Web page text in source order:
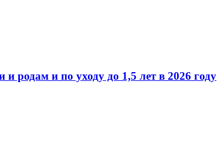
родам и по уходу до 1,5 лет в 2026 году